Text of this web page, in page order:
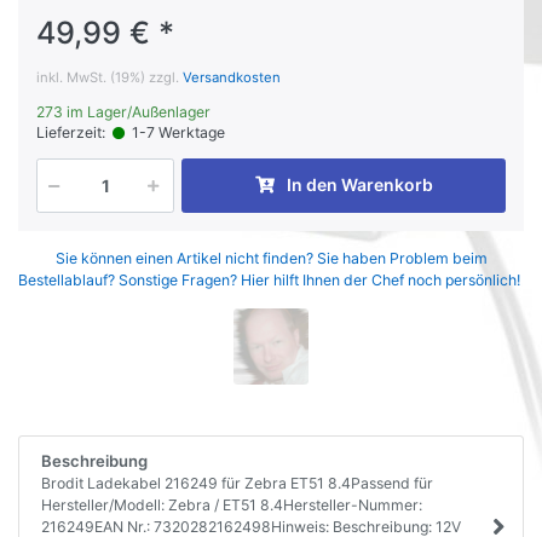
49,99 € *
inkl. MwSt. (19%) zzgl. Versandkosten
273 im Lager/Außenlager
Lieferzeit:
1-7 Werktage
In den Warenkorb
Sie können einen Artikel nicht finden? Sie haben Problem beim
Bestellablauf? Sonstige Fragen? Hier hilft Ihnen der Chef noch persönlich!
Beschreibung
Brodit Ladekabel 216249 für Zebra ET51 8.4Passend für
Hersteller/Modell: Zebra / ET51 8.4Hersteller-Nummer:
216249EAN Nr.: 7320282162498Hinweis: Beschreibung: 12V